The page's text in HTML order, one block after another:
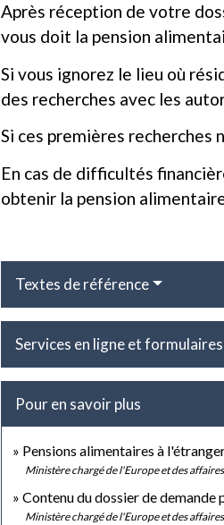
Après réception de votre
vous doit la pension
Si vous ignorez le lieu où
des recherches avec les
Si ces premières recherches
En cas de difficultés
obtenir la pension
Textes de référence
Services en ligne et formulaires
Pour en savoir plus
Pensions alimentaires à
Ministère chargé de l'Europe et des
Contenu du dossier de
Ministère chargé de l'Europe et des